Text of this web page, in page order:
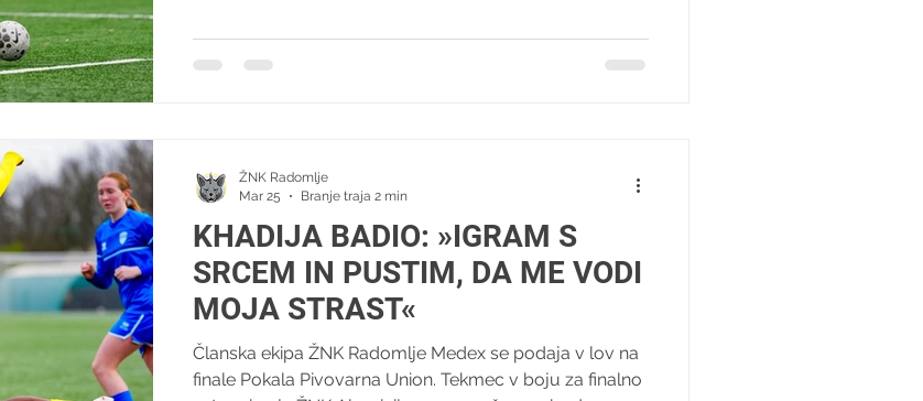
vrniti na nogometne zelenice. Pobudi Pomlad za Laro se
KHADIJA BADIO: »IGRAM S
SRCEM IN PUSTIM, DA ME VODI
MOJA STRAST«
Članska ekipa ŽNK Radomlje Medex se podaja v lov na
finale Pokala Pivovarna Union. Tekmec v boju za finalno
ŽNK Radomlje
Mar 25
Branje traja 2 min